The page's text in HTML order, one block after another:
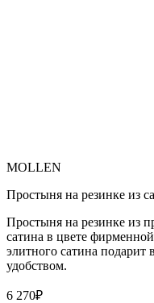
MOLLEN
Простыня на резинке из
Простыня на резинке из
сатина в цвете
элитного сатина подарит
удобством.
6 270₽